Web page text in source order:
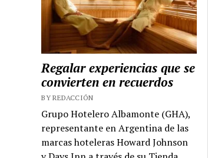
Regalar experiencias que se
convierten en recuerdos
BY REDACCIÓN
Grupo Hotelero Albamonte (GHA),
representante en Argentina de las
marcas hoteleras Howard Johnson